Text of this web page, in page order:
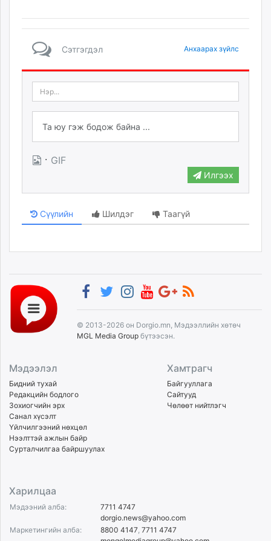
Сэтгэгдэл Анхаарах зүйлс
· GIF
Илгээх
Сүүлийн Шилдэг Таагүй
© 2013-2026 он Dorgio.mn, Мэдээллийн хөтөч
MGL Media Group бүтээсэн.
Мэдээлэл
Бидний тухай
Редакцийн бодлого
Зохиогчийн эрх
Санал хүсэлт
Үйлчилгээний нөхцөл
Нээлттэй ажлын байр
Сурталчилгаа байршуулах
Хамтрагч
Байгууллага
Сайтууд
Чөлөөт нийтлэгч
Харилцаа
Мэдээний алба:
7711 4747
dorgio.news@yahoo.com
Маркетингийн алба:
8800 4147 7711 4747